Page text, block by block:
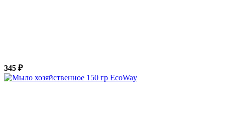
345 ₽